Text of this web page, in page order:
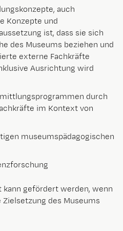
auch
Konzepte und
ist, dass sie sich
des Museums beziehen und
externe Fachkräfte
Ausrichtung wird
durch
im Kontext von
museumspädagogischen
gefördert werden, wenn
des Museums